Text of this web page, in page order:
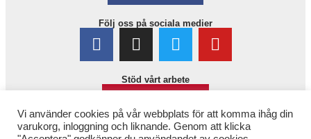
Följ oss på sociala medier
Stöd vårt arbete
Vi använder cookies på vår webbplats för att komma ihåg din
varukorg, inloggning och liknande. Genom att klicka